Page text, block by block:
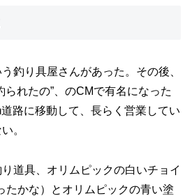
釣り具屋さんがあった。その後、
られたの”、のCMで有名になった
路に移動して、長らく営業してい
。
道具、オリムピックの白いチョイ
たかな）とオリムピックの青い塗